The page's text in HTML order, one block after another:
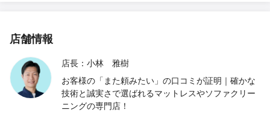
店舗情報
店長：小林 雅樹
お客様の「また頼みたい」の口コミが証明｜確かな
技術と誠実さで選ばれるマットレスやソファクリー
ニングの専門店！